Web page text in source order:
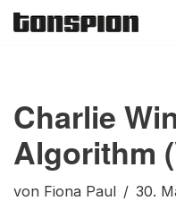
Charlie
Algorithm
von Fiona Paul 30.